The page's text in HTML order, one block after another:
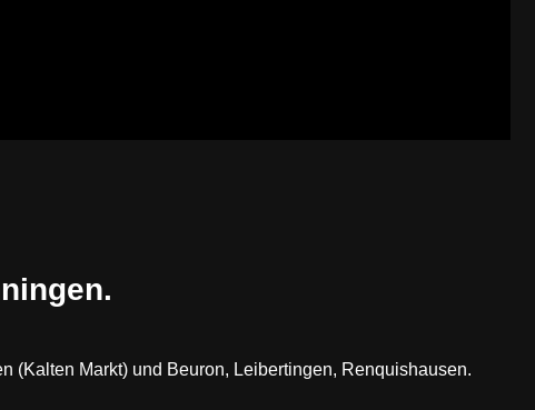
(Kalten Markt) und Beuron, Leibertingen, Renquishausen.